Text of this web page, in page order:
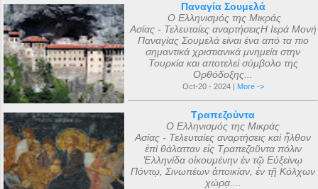
Παναγία Σουμελά
Ο Ελληνισμός της Μικράς
Ασίας - Τελευταίες αναρτήσειςΗ Ιερά Μονή
Παναγίας Σουμελά είναι ένα από τα πιο
σημαντικά χριστιανικά μνημεία στην
Τουρκία και αποτελεί σύμβολο της
Ορθόδοξης...
Oct-20 - 2024 | More ->
Τραπεζούντα
Ο Ελληνισμός της Μικράς
Ασίας - Τελευταίες αναρτήσεις καὶ ἦλθον
ἐπὶ θάλατταν εἰς Τραπεζοῦντα πόλιν
Ἑλληνίδα οἰκουμένην ἐν τῷ Εὐξείνῳ
Πόντῳ, Σινωπέων ἀποικίαν, ἐν τῇ Κόλχων
χώρᾳ....